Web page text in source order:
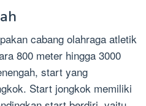
cabang olahraga atletik
800 meter hingga 3000
start yang
Start jongkok memiliki